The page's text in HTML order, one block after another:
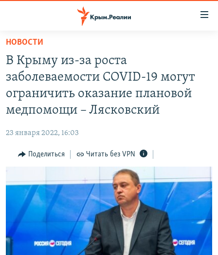
Вернуться
основному
содержанию
главной
Вернутся
поиску
СПЕЦПРОЕКТЫ
КАРТА ВОЕННЫХ ОБЪЕКТОВ КРЫМА
ИНТЕРАКТИВ
ИНФОГРАФИКА
СОВЕТЫ ПРАВОЗАЩИТНИКОВ
ПРОПАВШИЕ БЕЗ ВЕСТИ
ПОБЕДИТЕЛЕЙ НЕ СУДЯТ?
КРЫМ.НЕПОКОРЕННЫЙ
РАДІО СВОБОДА
КАК ОБОЙТИ БЛОКИРОВКУ
Українською
Qırımtatar
ПРИСОЕДИНЯЙТЕСЬ!
НОВОСТИ
В Крыму из-за роста
заболеваемости COVID-19 могут
ограничить оказание плановой
медпомощи – Лясковский
23 января 2022, 16:03
Поделиться Читать без VPN